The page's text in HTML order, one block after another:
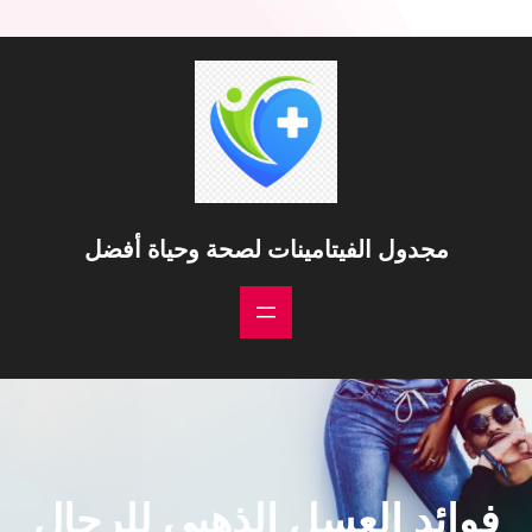
مجدول الفيتامينات لصحة وحياة أفضل
فوائد العسل الذهبي للرجال